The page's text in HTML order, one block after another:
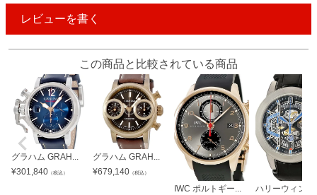
レビューを書く
この商品と比較されている商品
グラハム GRAH...
¥301,840 （税込）
グラハム GRAH...
¥679,140 （税込）
IWC ポルトギー...
ハリーウィンス